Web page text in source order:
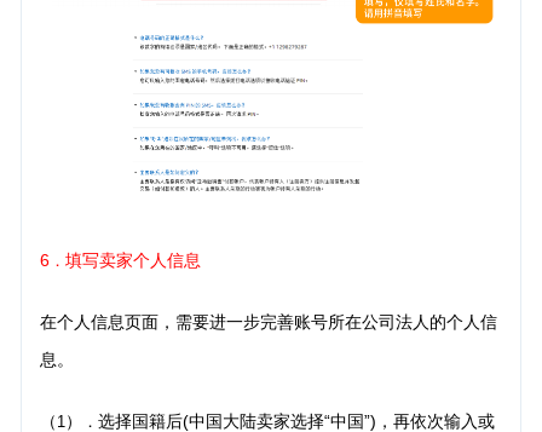
6 ． 填写卖家个人信息
在个人信息页面，需要进一步完善账号所在公司法人的个人信
息。
（ 1 ） ． 选择国籍后(中国大陆卖家选择“中国”)，再依次输入或